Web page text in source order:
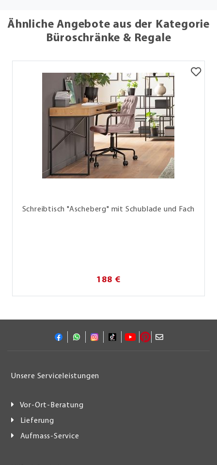
Ähnliche Angebote aus der Kategorie
Büroschränke & Regale
Schreibtisch "Ascheberg" mit Schublade und Fach
188 €
Unsere Serviceleistungen
Vor-Ort-Beratung
Lieferung
Aufmass-Service